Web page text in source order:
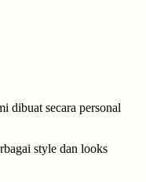
dibuat secara personal
style dan looks